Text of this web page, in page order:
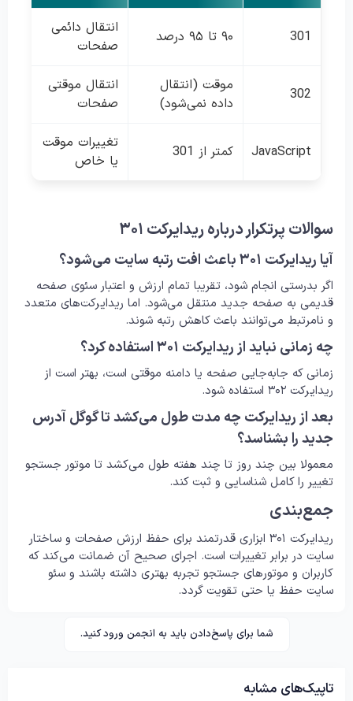
301 ۹۰ تا ۹۵ درصد
انتقال دائمی
صفحات
302
موقت (انتقال
داده نمی‌شود)
انتقال موقتی
صفحات
JavaScript کمتر از 301
تغییرات موقت
یا خاص
سوالات پرتکرار درباره ریدایرکت ۳۰۱
آیا ریدایرکت ۳۰۱ باعث افت رتبه سایت می‌شود؟
اگر بدرستی انجام شود، تقریبا تمام ارزش و اعتبار سئوی صفحه
قدیمی به صفحه جدید منتقل می‌شود. اما ریدایرکت‌های متعدد
و نامرتبط می‌توانند باعث کاهش رتبه شوند.
چه زمانی نباید از ریدایرکت ۳۰۱ استفاده کرد؟
زمانی که جا‌به‌جایی صفحه یا دامنه موقتی است، بهتر است از
ریدایرکت ۳۰۲ استفاده شود.
بعد از ریدایرکت چه مدت طول می‌کشد تا گوگل آدرس
جدید را بشناسد؟
معمولا بین چند روز تا چند هفته طول می‌کشد تا موتور جستجو
تغییر را کامل شناسایی و ثبت کند.
جمع‌بندی
ریدایرکت ۳۰۱ ابزاری قدرتمند برای حفظ ارزش صفحات و ساختار
سایت در برابر تغییرات است. اجرای صحیح آن ضمانت می‌کند که
کاربران و موتورهای جستجو تجربه بهتری داشته باشند و سئو
سایت حفظ یا حتی تقویت گردد.
شما برای پاسخ‌دادن باید به انجمن ورود کنید.
تاپیک‌های مشابه